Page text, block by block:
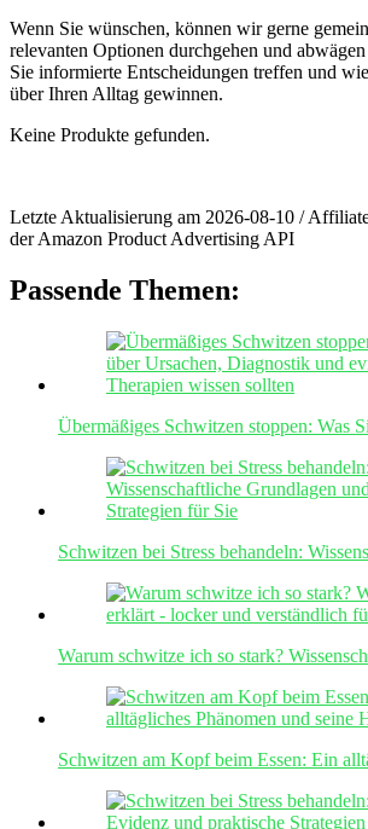
Wenn Sie wünschen, können wir gerne
relevanten Optionen⁣ durchgehen und
Sie‌ informierte Entscheidungen treffen und​
über Ihren Alltag ‌gewinnen.
Keine Produkte gefunden.
Letzte Aktualisierung am 2026-08-10 /
der Amazon Product Advertising API
Passende Themen:
Übermäßiges Schwitzen stoppen: Was
Schwitzen bei Stress behandeln:
Warum schwitze ich so stark?
Schwitzen am Kopf beim Essen: Ein